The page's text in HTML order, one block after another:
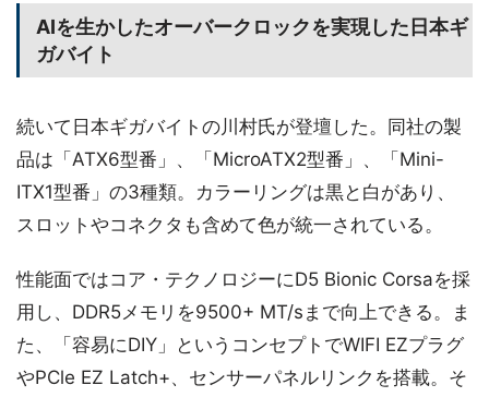
AIを生かしたオーバークロックを実現した日本ギ
ガバイト
続いて日本ギガバイトの川村氏が登壇した。同社の製
品は「ATX6型番」、「MicroATX2型番」、「Mini-
ITX1型番」の3種類。カラーリングは黒と白があり、
スロットやコネクタも含めて色が統一されている。
性能面ではコア・テクノロジーにD5 Bionic Corsaを採
用し、DDR5メモリを9500+ MT/sまで向上できる。ま
た、「容易にDIY」というコンセプトでWIFI EZプラグ
やPCle EZ Latch+、センサーパネルリンクを搭載。そ